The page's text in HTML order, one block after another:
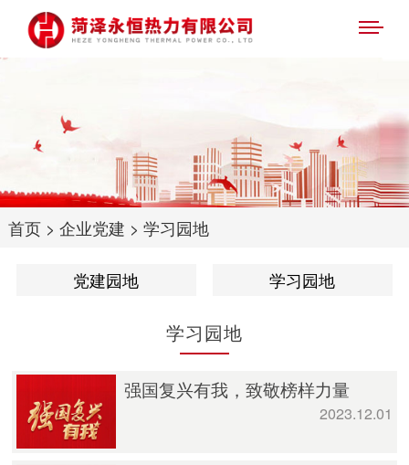
首页> 企业党建 > 学习园地
党建园地 学习园地
学习园地
强国复兴有我，致敬榜样力量
2023.12.01